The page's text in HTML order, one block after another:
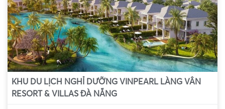
KHU DU LỊCH NGHỈ DƯỠNG VINPEARL LÀNG VÂN
RESORT & VILLAS ĐÀ NẴNG